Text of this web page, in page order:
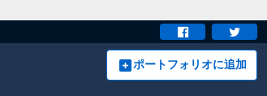
ポートフォリオに追加